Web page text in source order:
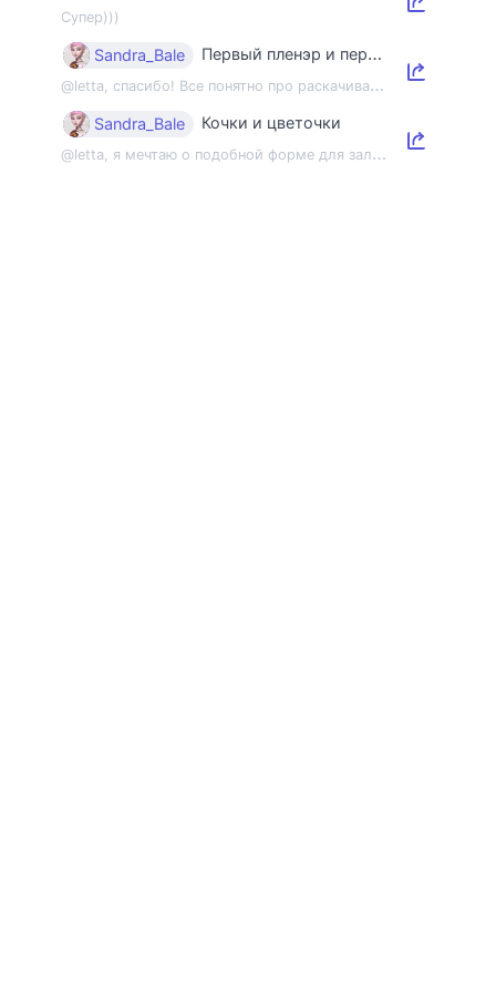
Супер)))
Sandra_Bale Первый пленэр и первый этюд
@
letta, спасибо! Все понятно про раскачивание пленэрной мышцы, но напомнить об э...
Sandra_Bale Кочки и цветочки
@
letta, я мечтаю о подобной форме для зала 😂